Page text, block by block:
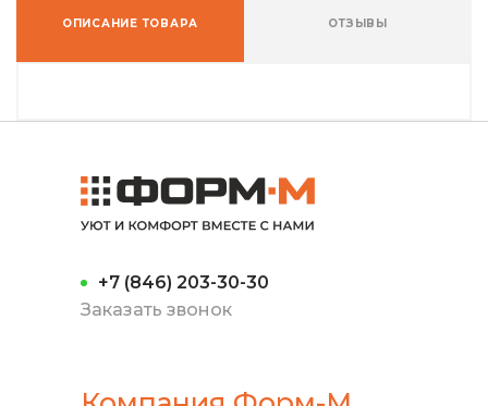
ОПИСАНИЕ ТОВАРА ОТЗЫВЫ
+7 (846) 203-30-30
Заказать звонок